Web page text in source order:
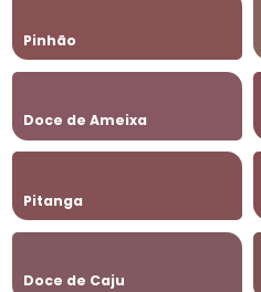
Pinhão
Doce de Ameixa
Pitanga
Doce de Caju